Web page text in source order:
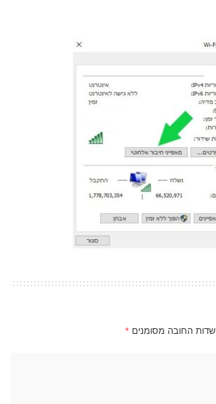
שדות החובה מסומנים *